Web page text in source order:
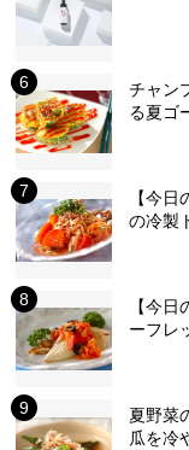
チャン
る夏ゴ
【今
の冷製
【今
ーフレ
夏野菜
瓜を冷